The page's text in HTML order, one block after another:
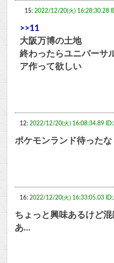
15: 2022/12/20(火) 16:28:30.28
>>11
大阪万博の土地
終わったらユニバーサ
ア作って欲しい
12: 2022/12/20(火) 16:08:34.89
ポケモンランド待ったな
16: 2022/12/20(火) 16:33:05.03
ちょっと興味あるけど
あ…